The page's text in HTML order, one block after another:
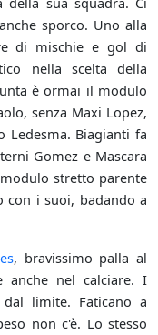
sporco. Uno alla
di mischie e gol di
nella scelta della
è ormai il modulo
senza Maxi Lopez,
Ledesma. Biagianti fa
Gomez e Mascara
stretto parente
con i suoi, badando a
, bravissimo palla al
anche nel calciare. I
dal limite. Faticano a
non c'è. Lo stesso